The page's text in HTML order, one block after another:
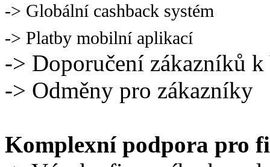
-> Globální cashback systém
-> Platby mobilní aplikací
-> Doporučení zákazníků k
-> Odměny pro zákazníky
Komplexní podpora pro